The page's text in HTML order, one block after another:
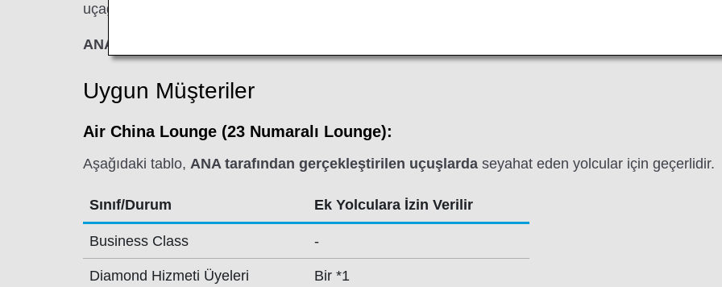
uçağa aktarma yaparken lounge erişim kriterleri farklı olabilir. Lütfen ilgili hava yolundan lounge
ANA Suite Lounge kuponları bu lounge'da kullanılamaz.
Uygun Müşteriler
Air China Lounge (23 Numaralı Lounge):
Aşağıdaki tablo, ANA tarafından gerçekleştirilen uçuşlarda seyahat eden yolcular için geçerlidir.
Sınıf/Durum Ek Yolculara İzin Verilir
Business Class -
Diamond Hizmeti Üyeleri Bir *1